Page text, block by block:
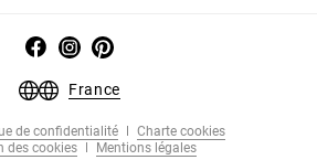
France
de confidentialité
Charte cookies
des cookies
Mentions légales